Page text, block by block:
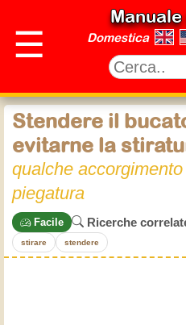
☰ Domestica
Stendere il
evitarne la
qualche
piegatura
Facile Ricerche
stirare stendere